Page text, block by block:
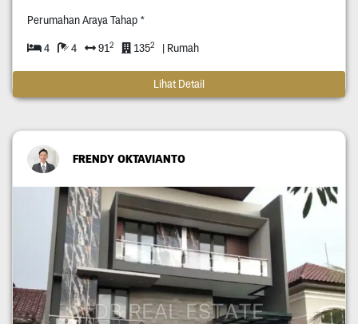
Perumahan Araya Tahap *
4 4 912 1352 | Rumah
Lihat Detail
FRENDY OKTAVIANTO